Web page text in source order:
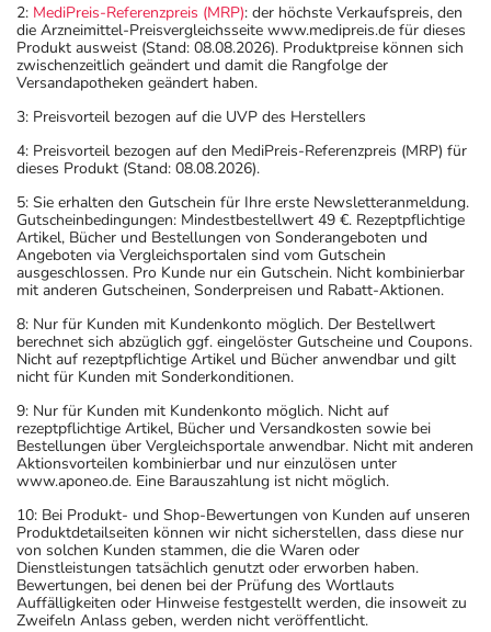
2: MediPreis-Referenzpreis (MRP): der höchste Verkaufspreis, den
die Arzneimittel-Preisvergleichsseite www.medipreis.de für dieses
Produkt ausweist (Stand: 08.08.2026). Produktpreise können sich
zwischenzeitlich geändert und damit die Rangfolge der
Versandapotheken geändert haben.
3: Preisvorteil bezogen auf die UVP des Herstellers
4: Preisvorteil bezogen auf den MediPreis-Referenzpreis (MRP) für
dieses Produkt (Stand: 08.08.2026).
5: Sie erhalten den Gutschein für Ihre erste Newsletteranmeldung.
Gutscheinbedingungen: Mindestbestellwert 49 €. Rezeptpflichtige
Artikel, Bücher und Bestellungen von Sonderangeboten und
Angeboten via Vergleichsportalen sind vom Gutschein
ausgeschlossen. Pro Kunde nur ein Gutschein. Nicht kombinierbar
mit anderen Gutscheinen, Sonderpreisen und Rabatt-Aktionen.
8: Nur für Kunden mit Kundenkonto möglich. Der Bestellwert
berechnet sich abzüglich ggf. eingelöster Gutscheine und Coupons.
Nicht auf rezeptpflichtige Artikel und Bücher anwendbar und gilt
nicht für Kunden mit Sonderkonditionen.
9: Nur für Kunden mit Kundenkonto möglich. Nicht auf
rezeptpflichtige Artikel, Bücher und Versandkosten sowie bei
Bestellungen über Vergleichsportale anwendbar. Nicht mit anderen
Aktionsvorteilen kombinierbar und nur einzulösen unter
www.aponeo.de. Eine Barauszahlung ist nicht möglich.
10: Bei Produkt- und Shop-Bewertungen von Kunden auf unseren
Produktdetailseiten können wir nicht sicherstellen, dass diese nur
von solchen Kunden stammen, die die Waren oder
Dienstleistungen tatsächlich genutzt oder erworben haben.
Bewertungen, bei denen bei der Prüfung des Wortlauts
Auffälligkeiten oder Hinweise festgestellt werden, die insoweit zu
Zweifeln Anlass geben, werden nicht veröffentlicht.